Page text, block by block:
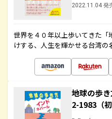
2022.11.04 発
世界を４０年以上歩いてきた
けする、人生を輝かせる台湾の
地球の歩
2-1983（